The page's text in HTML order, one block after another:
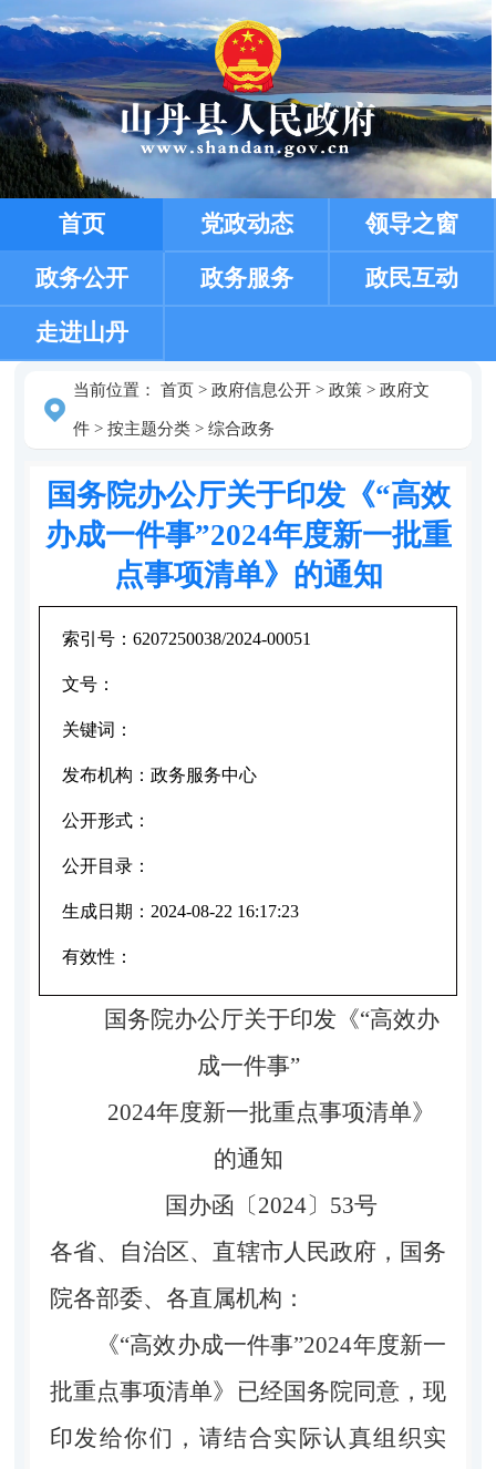
首页 党政动态 领导之窗
政务公开 政务服务 政民互动
走进山丹
当前位置： 首页> 政府信息公开> 政策> 政府文
件> 按主题分类> 综合政务
国务院办公厅关于印发《“高效
办成一件事”2024年度新一批重
点事项清单》的通知
索引号： 6207250038/2024-00051
文号：
关键词：
发布机构： 政务服务中心
公开形式：
公开目录：
生成日期： 2024-08-22 16:17:23
有效性：
国务院办公厅关于印发《“高效办
成一件事”
2024年度新一批重点事项清单》
的通知
国办函〔2024〕53号
各省、自治区、直辖市人民政府，国务
院各部委、各直属机构：
《“高效办成一件事”2024年度新一
批重点事项清单》已经国务院同意，现
印发给你们，请结合实际认真组织实